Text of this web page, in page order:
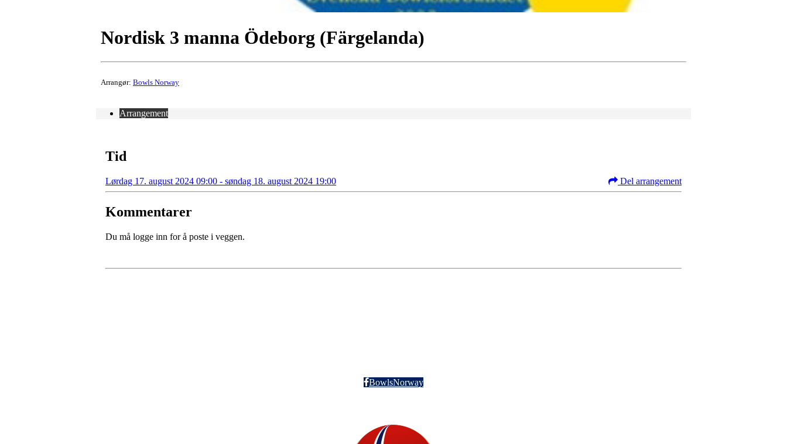
Nordisk 3 manna Ödeborg (Färgelanda)
Arrangør: Bowls Norway
Arrangement
Tid
Lørdag 17. august 2024 09:00 - søndag 18. august 2024 19:00 Del arrangement
Kommentarer
Du må logge inn for å poste i veggen.
BowlsNorway